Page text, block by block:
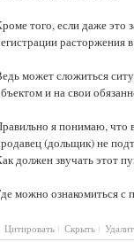
того, если даже это
расторжения
может сложиться
и на свои
я понимаю, что
(дольщик) не
должен звучать этот
можно ознакомиться
Цитировать Скрыть